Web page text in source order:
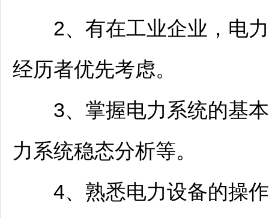
2、有在工业企业，电力
经历者优先考虑。
3、掌握电力系统的基本
力系统稳态分析等。
‌4、熟悉电力设备的操作